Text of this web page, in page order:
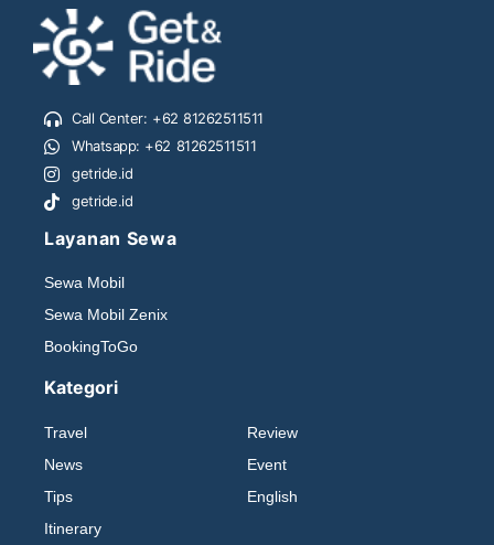
Call Center: +62 81262511511
Whatsapp: +62 81262511511
getride.id
getride.id
Layanan Sewa
Sewa Mobil
Sewa Mobil Zenix
BookingToGo
Kategori
Travel
News
Tips
Itinerary
Review
Event
English